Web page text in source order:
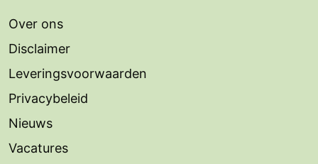
Over ons
Disclaimer
Leveringsvoorwaarden
Privacybeleid
Nieuws
Vacatures